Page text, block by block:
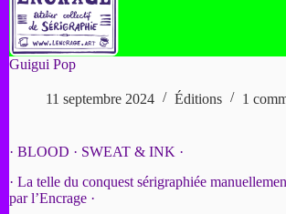
Guigui Pop
11 septembre 2024 Éditions 1
· BLOOD · SWEAT & INK ·
· La telle du conquest sérigraphiée
par l’Encrage ·